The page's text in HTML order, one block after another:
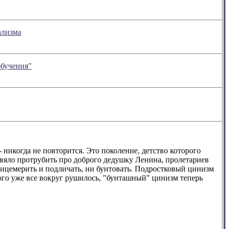
не повторится. Это поколение, детство которого
протрубить про доброго дедушку Ленина, пролетариев
и подличать, ни бунтовать. Подростковый цинизм
уже все вокруг рушилось, "бунташный" цинизм теперь